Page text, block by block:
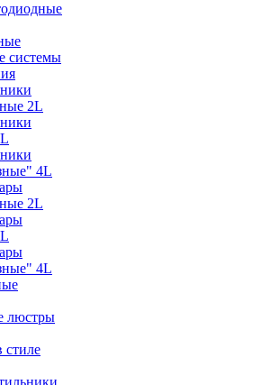
системы
2L
4L
2L
4L
люстры